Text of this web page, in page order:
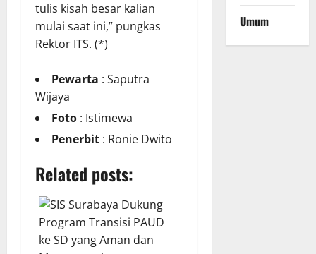
tulis kisah besar kalian
mulai saat ini,” pungkas
Rektor ITS. (*)
Pewarta : Saputra
Wijaya
Foto : Istimewa
Penerbit : Ronie Dwito
Related posts:
Umum